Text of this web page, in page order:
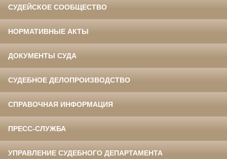
СУДЕЙСКОЕ СООБЩЕСТВО
НОРМАТИВНЫЕ АКТЫ
ДОКУМЕНТЫ СУДА
СУДЕБНОЕ ДЕЛОПРОИЗВОДСТВО
СПРАВОЧНАЯ ИНФОРМАЦИЯ
ПРЕСС-СЛУЖБА
УПРАВЛЕНИЕ СУДЕБНОГО ДЕПАРТАМЕНТА